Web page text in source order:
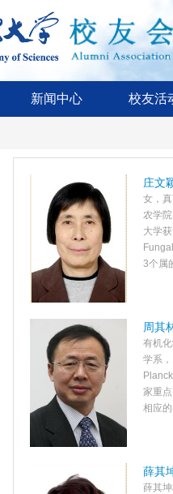
新闻中心 校友活
庄文
女，
农学
大学
3个属
周其
有机
学系
家重
相应
薛其
薛其